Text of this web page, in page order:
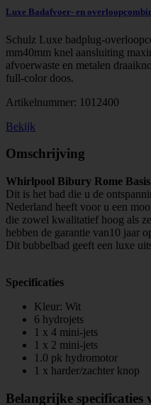
Luxe Badafvoer- en
Schulz Luxe badplug-
mm40mm knel aansluiting
afvoerwaste en metalen
full-color doos.
Artikelnummer: 1012400
Bekijk
Omschrijving
Whirlpool Bibury Rome
Dit is het bad die u de
Nederland heeft voor u een
die zowel kwalitatief hoog als
hebben de garantie van10 jaar
Dit bubbelbad geeft een luxe
Specificaties
Kleur: Wit
6 hydrojets
1 x 4 mini-jets
1 x 2 mini-jets
1.0 pk hydromotor
1 x harder/zachter knop
Belangrijke